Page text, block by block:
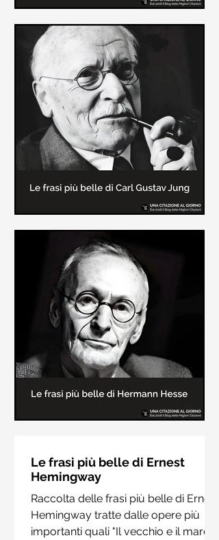
Le frasi più belle di Andrea
Camilleri
In questa sezione sono raccolte le
frasi più belle di Andrea Camilleri, il
creatore dei libri sulle vicende del
Commissario Montalbano
Le frasi più belle di Carl Gustav
In questa pagina sono raccolte le
frasi più belle di Carl Gustav Jung
tratte dai suoi libri più significativi
come "Libro Rosso"
Hesse
Raccolta delle frasi più belle di
Hermann Hesse estrapolate dai suoi
libri più importanti come "Siddharta",
"Sull'amore" e "Demian"
Le frasi più belle di Ernest
Hemingway
Raccolta delle frasi più belle di Ernest
Hemingway tratte dalle opere più
importanti quali "Il vecchio e il mare",